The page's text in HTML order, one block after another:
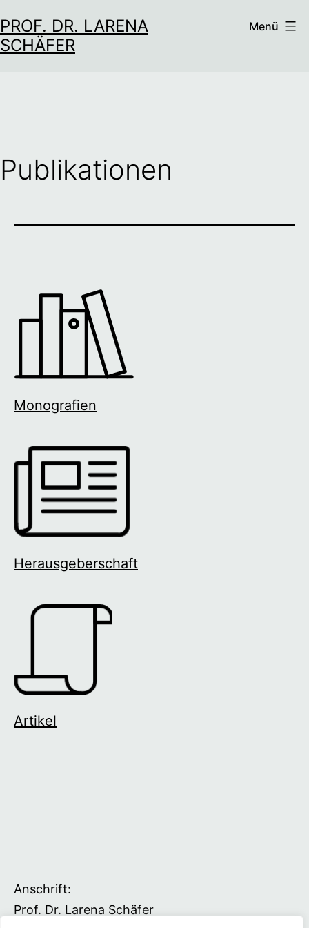
Inhalt
springen
PROF. DR. LARENA
SCHÄFER
Menü
Publikationen
Monografien
Herausgeberschaft
Artikel
Anschrift:
Prof. Dr. Larena Schäfer